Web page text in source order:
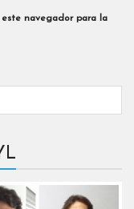
este navegador para la